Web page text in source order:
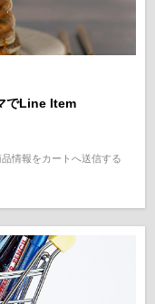
でLine Item
情報をカートへ送信する